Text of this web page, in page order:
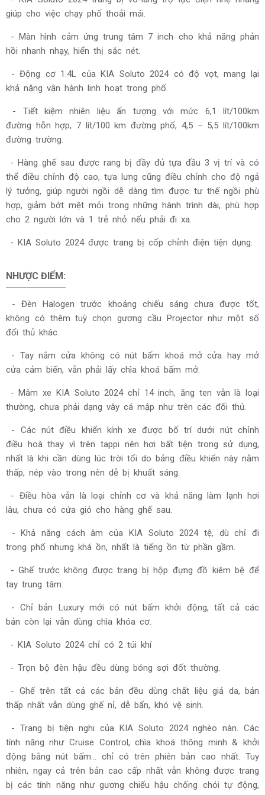
giúp cho việc chạy phố thoải mái.
- Màn hình cảm ứng trung tâm 7 inch cho khả năng phản
hồi nhanh nhạy, hiển thị sắc nét.
- Động cơ 1.4L của KIA Soluto 2024 có độ vọt, mang lại
khả năng vận hành linh hoạt trong phố.
- Tiết kiệm nhiên liệu ấn tượng với mức 6,1 lít/100km
đường hỗn hợp, 7 lít/100 km đường phố, 4,5 – 5,5 lít/100km
đường trường.
- Hàng ghế sau được rang bị đầy đủ tựa đầu 3 vị trí và có
thể điều chỉnh độ cao, tựa lưng cũng điều chỉnh cho độ ngả
lý tưởng, giúp người ngồi dễ dàng tìm được tư thế ngồi phù
hợp, giảm bớt mệt mỏi trong những hành trình dài, phù hợp
cho 2 người lớn và 1 trẻ nhỏ nếu phải đi xa.
- KIA Soluto 2024 được trang bị cốp chỉnh điện tiện dụng.
NHƯỢC ĐIỂM:
- Đèn Halogen trước khoảng chiếu sáng chưa được tốt,
không có thêm tuỳ chọn gương cầu Projector như một số
đối thủ khác.
- Tay nắm cửa không có nút bấm khoá mở cửa hay mở
cửa cảm biến, vẫn phải lấy chìa khoá bấm mở.
- Mâm xe KIA Soluto 2024 chỉ 14 inch, ăng ten vẫn là loại
thường, chưa phải dạng vây cá mập như trên các đối thủ.
- Các nút điều khiển kính xe được bố trí dưới nút chỉnh
điều hoà thay vì trên tappi nên hơi bất tiện trong sử dụng,
nhất là khi cần dùng lúc trời tối do bảng điều khiển này nằm
thấp, nép vào trong nên dễ bị khuất sáng.
- Điều hòa vẫn là loại chỉnh cơ và khả năng làm lạnh hơi
lâu, chưa có cửa gió cho hàng ghế sau.
- Khả năng cách âm của KIA Soluto 2024 tệ, dù chỉ đi
trong phố nhưng khá ồn, nhất là tiếng ồn từ phần gầm.
- Ghế trước không được trang bị hộp đựng đồ kiêm bệ để
tay trung tâm.
- Chỉ bản Luxury mới có nút bấm khởi động, tất cả các
bản còn lại vẫn dùng chìa khóa cơ.
- KIA Soluto 2024 chỉ có 2 túi khí
- Trọn bộ đèn hậu đều dùng bóng sợi đốt thường.
- Ghế trên tất cả các bản đều dùng chất liệu giả da, bản
thấp nhất vẫn dùng ghế nỉ, dễ bẩn, khó vệ sinh.
- Trang bị tiện nghi của KIA Soluto 2024 nghèo nàn. Các
tính năng như Cruise Control, chìa khoá thông minh & khởi
động bằng nút bấm… chỉ có trên phiên bản cao nhất. Tuy
nhiên, ngay cả trên bản cao cấp nhất vẫn không được trang
bị các tính năng như gương chiếu hậu chống chói tự động,